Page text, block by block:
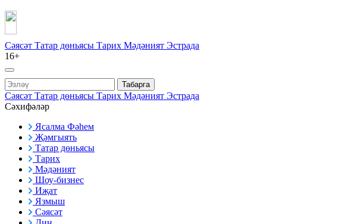
Сәясәт Татар дөньясы Тарих Мәдәният Эстрада
16+
Табарга
Сәясәт Татар дөньясы Тарих Мәдәният Эстрада
Сәхифәләр
Ясалма Фәһем
Җәмгыять
Татар дөньясы
Тарих
Мәдәният
Шоу-бизнес
Иҗат
Язмыш
Сәясәт